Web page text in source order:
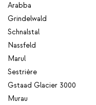
Arabba
Grindelwald
Schnalstal
Nassfeld
Marul
Sestrière
Gstaad Glacier 3000
Murau